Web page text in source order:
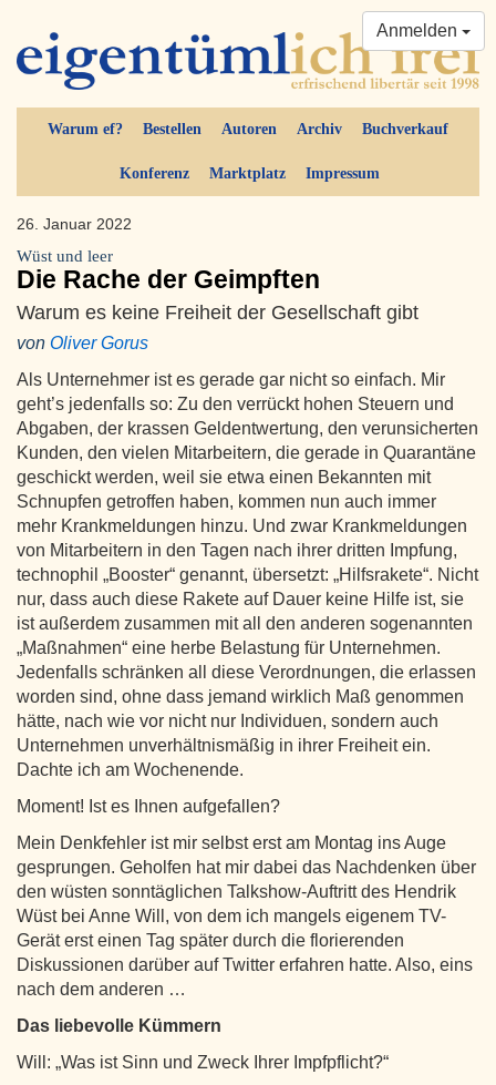
Warum ef? Bestellen Autoren Archiv Buchverkauf
Konferenz Marktplatz Impressum
Anmelden
26. Januar 2022
Wüst und leer
Die Rache der Geimpften
Warum es keine Freiheit der Gesellschaft gibt
von Oliver Gorus
Als Unternehmer ist es gerade gar nicht so einfach. Mir
geht’s jedenfalls so: Zu den verrückt hohen Steuern und
Abgaben, der krassen Geldentwertung, den verunsicherten
Kunden, den vielen Mitarbeitern, die gerade in Quarantäne
geschickt werden, weil sie etwa einen Bekannten mit
Schnupfen getroffen haben, kommen nun auch immer
mehr Krankmeldungen hinzu. Und zwar Krankmeldungen
von Mitarbeitern in den Tagen nach ihrer dritten Impfung,
technophil „Booster“ genannt, übersetzt: „Hilfsrakete“. Nicht
nur, dass auch diese Rakete auf Dauer keine Hilfe ist, sie
ist außerdem zusammen mit all den anderen sogenannten
„Maßnahmen“ eine herbe Belastung für Unternehmen.
Jedenfalls schränken all diese Verordnungen, die erlassen
worden sind, ohne dass jemand wirklich Maß genommen
hätte, nach wie vor nicht nur Individuen, sondern auch
Unternehmen unverhältnismäßig in ihrer Freiheit ein.
Dachte ich am Wochenende.
Moment! Ist es Ihnen aufgefallen?
Mein Denkfehler ist mir selbst erst am Montag ins Auge
gesprungen. Geholfen hat mir dabei das Nachdenken über
den wüsten sonntäglichen Talkshow-Auftritt des Hendrik
Wüst bei Anne Will, von dem ich mangels eigenem TV-
Gerät erst einen Tag später durch die florierenden
Diskussionen darüber auf Twitter erfahren hatte. Also, eins
nach dem anderen …
Das liebevolle Kümmern
Will: „Was ist Sinn und Zweck Ihrer Impfpflicht?“